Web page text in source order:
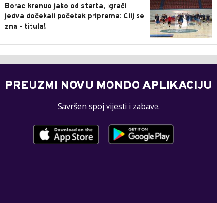
Borac krenuo jako od starta, igrači
jedva dočekali početak priprema: Cilj se
zna - titula!
PREUZMI NOVU MONDO APLIKACIJU
Savršen spoj vijesti i zabave.